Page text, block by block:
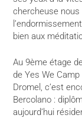
chercheuse nous
bien aux
Au 9ème étage
de Yes We
Dromel, c’est
Bercolano :
aujourd’hui